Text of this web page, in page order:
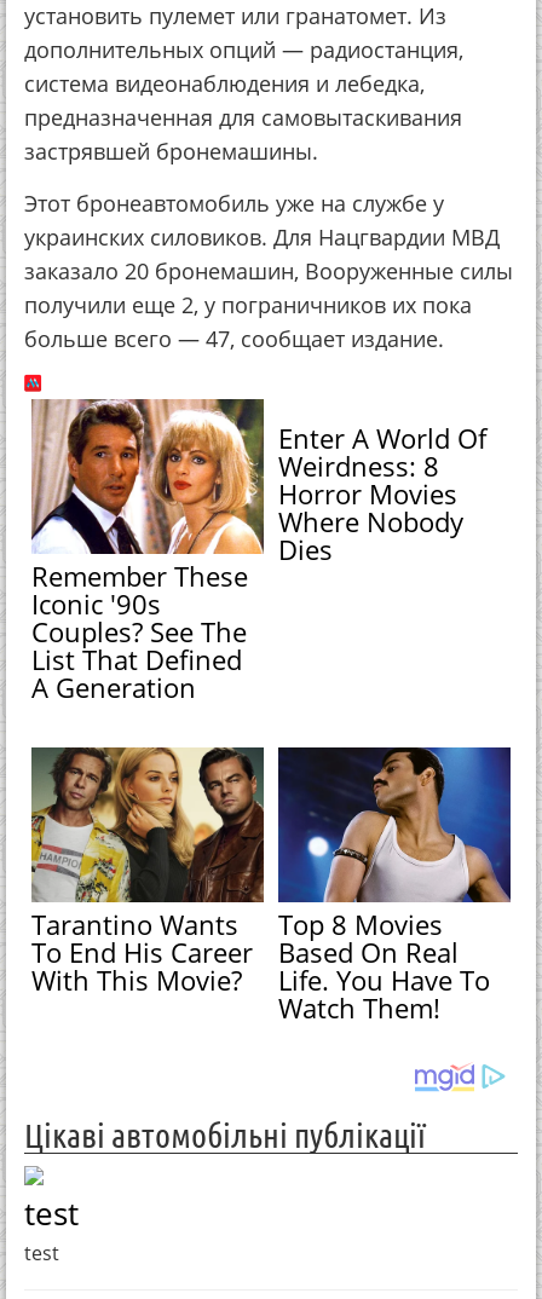
установить пулемет или гранатомет. Из
дополнительных опций — радиостанция,
система видеонаблюдения и лебедка,
предназначенная для самовытаскивания
застрявшей бронемашины.
Этот бронеавтомобиль уже на службе у
украинских силовиков. Для Нацгвардии МВД
заказало 20 бронемашин, Вооруженные силы
получили еще 2, у пограничников их пока
больше всего — 47, сообщает издание.
Remember These
Iconic '90s
Couples? See The
List That Defined
A Generation
Enter A World Of
Weirdness: 8
Horror Movies
Where Nobody
Dies
Tarantino Wants
To End His Career
With This Movie?
Top 8 Movies
Based On Real
Life. You Have To
Watch Them!
Цікаві автомобільні публікації
test
test